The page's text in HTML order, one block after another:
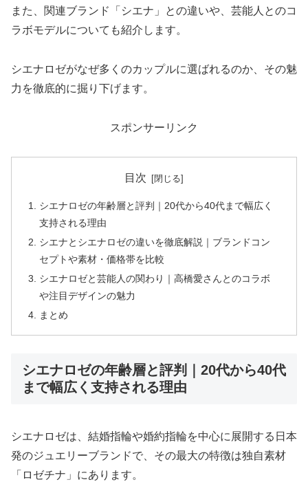
また、関連ブランド「シエナ」との違いや、芸能人とのコ
ラボモデルについても紹介します。
シエナロゼがなぜ多くのカップルに選ばれるのか、その魅
力を徹底的に掘り下げます。
スポンサーリンク
目次
シエナロゼの年齢層と評判｜20代から40代まで幅広く
支持される理由
シエナとシエナロゼの違いを徹底解説｜ブランドコン
セプトや素材・価格帯を比較
シエナロゼと芸能人の関わり｜高橋愛さんとのコラボ
や注目デザインの魅力
まとめ
シエナロゼの年齢層と評判｜20代から40代
まで幅広く支持される理由
シエナロゼは、結婚指輪や婚約指輪を中心に展開する日本
発のジュエリーブランドで、その最大の特徴は独自素材
「ロゼチナ」にあります。